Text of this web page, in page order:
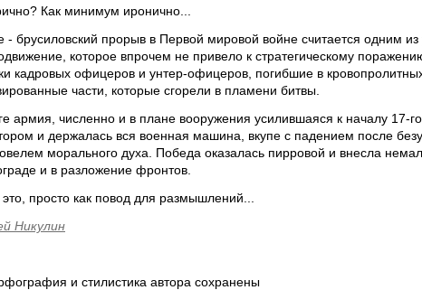
Как минимум иронично...
брусиловский прорыв в Первой мировой войне считается одним из
которое впрочем не привело к стратегическому
кадровых офицеров и унтер-офицеров, погибшие в
части, которые сгорели в пламени битвы.
армия, численно и в плане вооружения усилившаяся к началу 17-го
и держалась вся военная машина, вкупе с падением после
морального духа. Победа оказалась пирровой и внесла
и в разложение фронтов.
просто как повод для размышлений...
Никулин
и стилистика автора сохранены